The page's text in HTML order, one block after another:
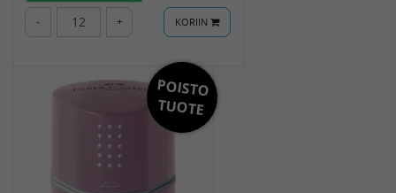
- + KORIIN
POISTO
TUOTE